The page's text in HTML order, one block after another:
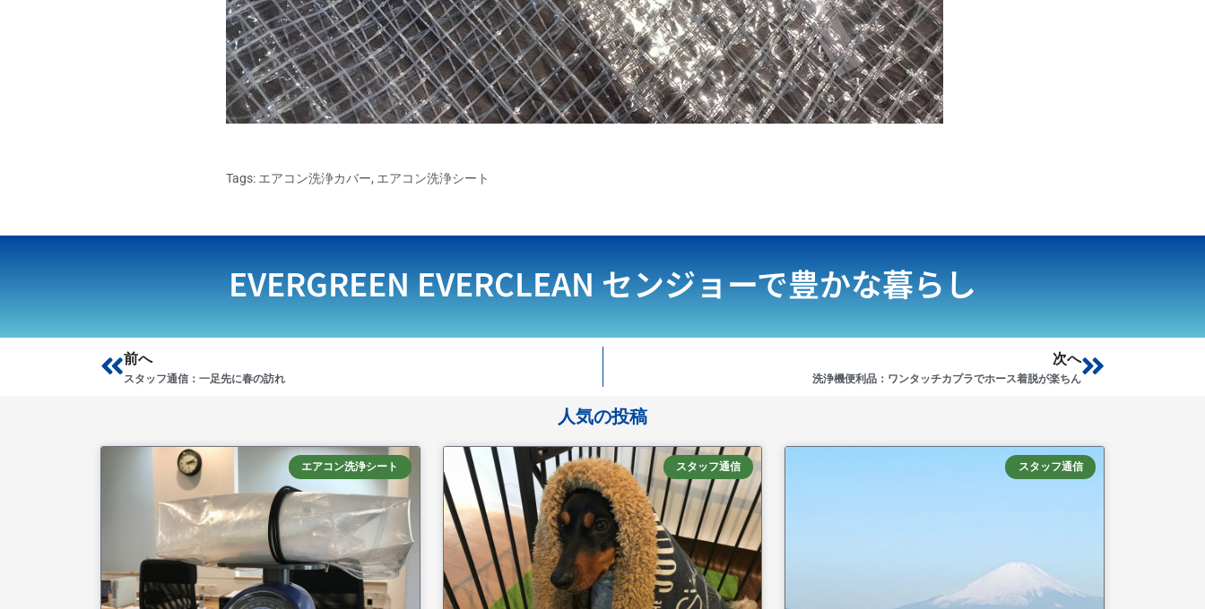
Tags: エアコン洗浄カバー, エアコン洗浄シート
EVERGREEN EVERCLEANセンジョーで豊かな暮らし
Prev
前へ
スタッフ通信：一足先に春の訪れ
次へ
洗浄機便利品：ワンタッチカプラでホース着脱が楽ちんNext
人気の投稿
エアコン洗浄シート スタッフ通信 スタッフ通信